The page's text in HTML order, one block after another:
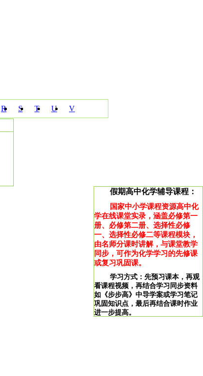
R S T U V
假期高中化学辅导课程：
国家中小学课程资源高中化
学在线课堂实录，涵盖必修第一
册、必修第二册、选择性必修
一、选择性必修二等课程模块，
由名师分课时讲解，与课堂教学
同步，可作为化学学习的先修课
或复习巩固课。
学习方式：先预习课本，再观
看课程视频，再结合学习同步资料
如《步步高》中导学案或学习笔记
巩固知识点，最后再结合课时作业
进一步提高。